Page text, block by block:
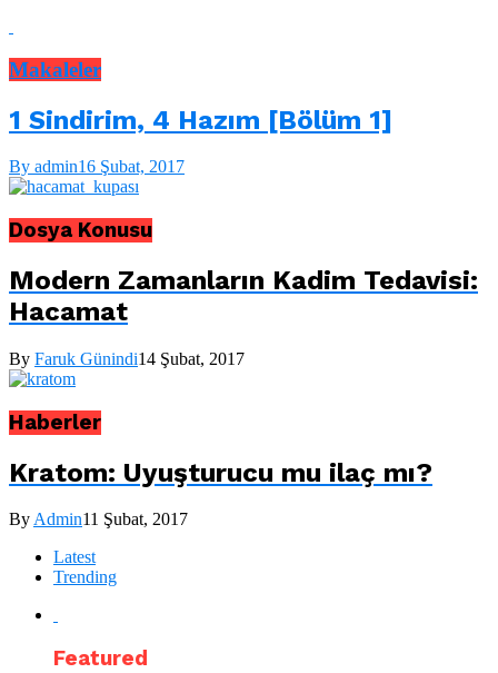
Makaleler
1 Sindirim, 4 Hazım [Bölüm 1]
By admin16 Şubat, 2017
Dosya Konusu
Modern Zamanların Kadim Tedavisi:
Hacamat
By Faruk Günindi14 Şubat, 2017
Haberler
Kratom: Uyuşturucu mu ilaç mı?
ByAdmin11 Şubat, 2017
Latest
Trending
Featured